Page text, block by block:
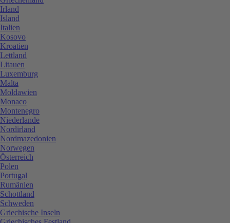
Irland
Island
Italien
Kosovo
Kroatien
Lettland
Litauen
Luxemburg
Malta
Moldawien
Monaco
Montenegro
Niederlande
Nordirland
Nordmazedonien
Norwegen
Österreich
Polen
Portugal
Rumänien
Schottland
Schweden
Griechische Inseln